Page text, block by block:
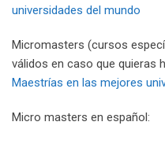
universidades del mundo
Micromasters (cursos
válidos en caso que quieras
Maestrías en las mejores
Micro masters en español: